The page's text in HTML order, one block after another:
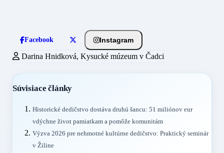
Facebook Instagram
Darina Hnidková, Kysucké múzeum v Čadci
Súvisiace články
Historické dedičstvo dostáva druhú šancu: 51 miliónov eur
vdýchne život pamiatkam a pomôže komunitám
Výzva 2026 pre nehmotné kultúrne dedičstvo: Praktický seminár
v Žiline